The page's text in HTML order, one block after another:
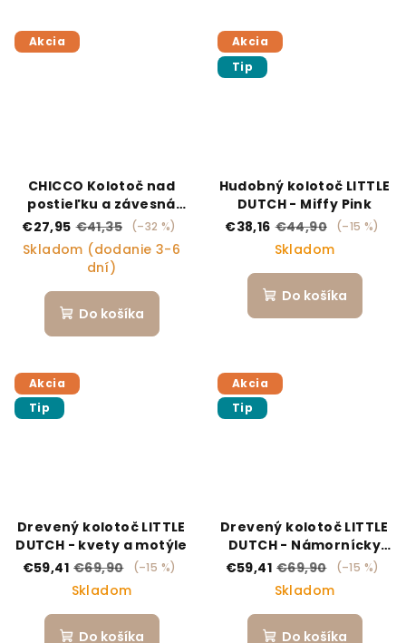
Akcia
CHICCO Kolotoč nad
postieľku a závesná
hračka 3v1
Next2Dreams neutral
0m+
€27,95 €41,35 (–32 %)
Skladom (dodanie 3-6
dní)
Do košíka
Akcia
Tip
Hudobný kolotoč LITTLE
DUTCH - Miffy Pink
€38,16 €44,90 (–15 %)
Skladom
Do košíka
Akcia
Tip
Drevený kolotoč LITTLE
DUTCH - kvety a motýle
€59,41 €69,90 (–15 %)
Skladom
Do košíka
Akcia
Tip
Drevený kolotoč LITTLE
DUTCH - Námornícky
záliv
€59,41 €69,90 (–15 %)
Skladom
Do košíka